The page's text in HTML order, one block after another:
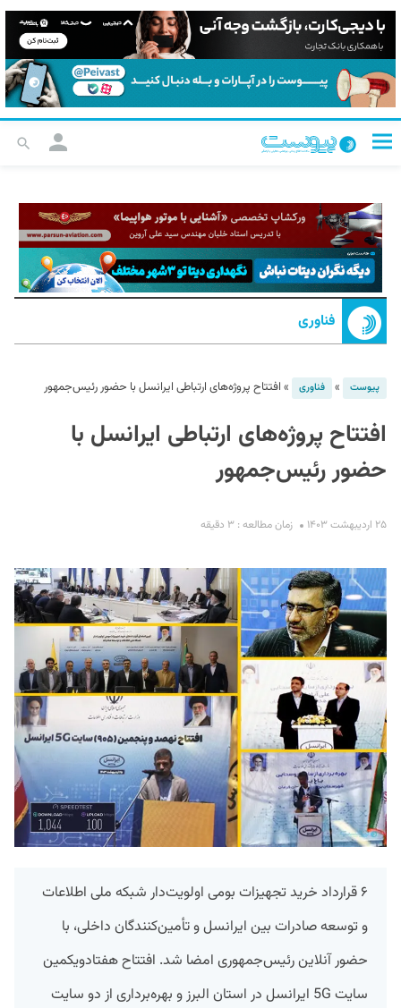
فناوری
پیوست » فناوری » افتتاح پروژه‌های ارتباطی ایرانسل با حضور رئیس‌جمهور
افتتاح پروژه‌های ارتباطی ایرانسل با
حضور رئیس‌جمهور
۲۵ اردیبهشت ۱۴۰۳ زمان مطالعه : ۳ دقیقه
۶ قرارداد خرید تجهیزات بومی اولویت‌دار شبکه ملی اطلاعات
و توسعه صادرات بین ایرانسل و تأمین‌کنندگان داخلی، با
حضور آنلاین رئیس‌جمهوری امضا شد. افتتاح هفتادویکمین
سایت 5G ایرانسل در استان البرز و بهره‌برداری از دو سایت